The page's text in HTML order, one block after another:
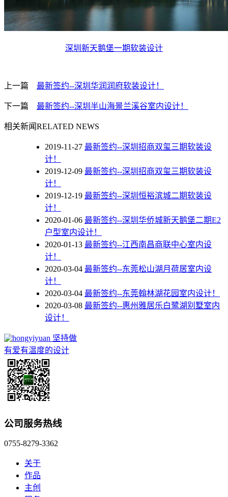
深圳新天鹅堡一期软装设计
上一篇 最新签约--深圳华润润府软装设计！
下一篇 最新签约--深圳半山海景兰溪谷室内设计！
相关新闻RELATED NEWS
2019-11-27 最新签约--深圳招商双玺三期软装设
计！
2019-12-09 最新签约--深圳招商双玺三期软装设
计！
2019-12-19 最新签约--深圳恒裕滨城二期软装设
计！
2020-01-06 最新签约--深圳华侨城新天鹅堡二期E2
户型室内设计！
2020-01-13 最新签约--江西南昌商联中心室内设
计！
2020-03-04 最新签约--东莞松山湖月荷居室内设
计！
2020-03-04 最新签约--东莞翰林湖花园室内设计！
2020-03-08 最新签约--惠州雅居乐白鹭湖别墅室内
设计！
坚持做
有爱有温度的设计
公司服务热线
0755-8279-3362
关于
作品
主创